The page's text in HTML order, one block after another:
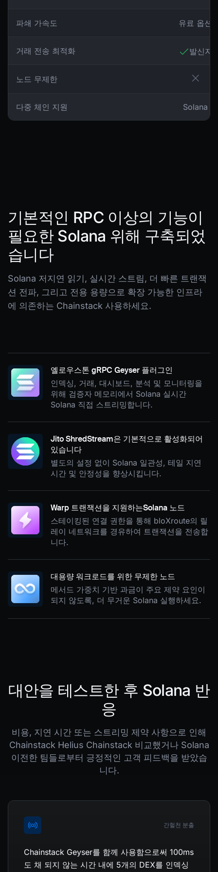
파쇄 가속도 유료 옵션
거래 전송 최적화 발신자
노드 무제한
다중 체인 지원 Solana
기본적인 RPC 이상의 기능이
필요한 Solana 위해 구축되었
습니다
Solana 저지연 읽기, 실시간 스트림, 더 빠른 트랜잭
션 전파, 그리고 전용 용량으로 확장 가능한 인프라
에 의존하는 Chainstack 사용하세요.
옐로우스톤 gRPC Geyser 플러그인
인덱싱, 거래, 대시보드, 분석 및 모니터링을
위해 검증자 메모리에서 Solana 실시간
Solana 직접 스트리밍합니다.
Jito ShredStream은 기본적으로 활성화되어
있습니다
별도의 설정 없이 Solana 일관성, 테일 지연
시간 및 안정성을 향상시킵니다.
Warp 트랜잭션을 지원하는Solana 노드
스테이킹된 연결 권한을 통해 bloXroute의 릴
레이 네트워크를 경유하여 트랜잭션을 전송합
니다.
대용량 워크로드를 위한 무제한 노드
메서드 가중치 기반 과금이 주요 제약 요인이
되지 않도록, 더 무거운 Solana 실행하세요.
대안을 테스트한 후 Solana 반
응
비용, 지연 시간 또는 스트리밍 제약 사항으로 인해
Chainstack Helius Chainstack 비교했거나 Solana
이전한 팀들로부터 긍정적인 고객 피드백을 받았습
니다.
간헐천 분출
Chainstack Geyser를 함께 사용함으로써 100ms
도 채 되지 않는 시간 내에 5개의 DEX를 인덱싱